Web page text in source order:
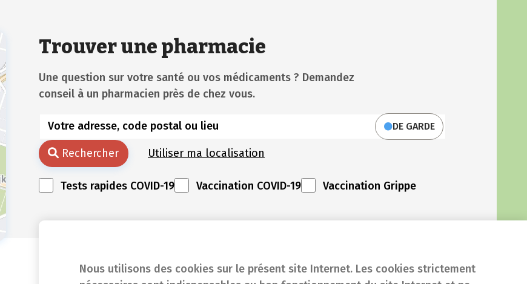
Nous utilisons des cookies sur le présent site Internet. Les cookies strictement
Trouver une pharmacie
Une question sur votre santé ou vos médicaments ? Demandez
conseil à un pharmacien près de chez vous.
DE GARDE
Rechercher Utiliser ma localisation
Tests rapides COVID-19 Vaccination COVID-19 Vaccination Grippe